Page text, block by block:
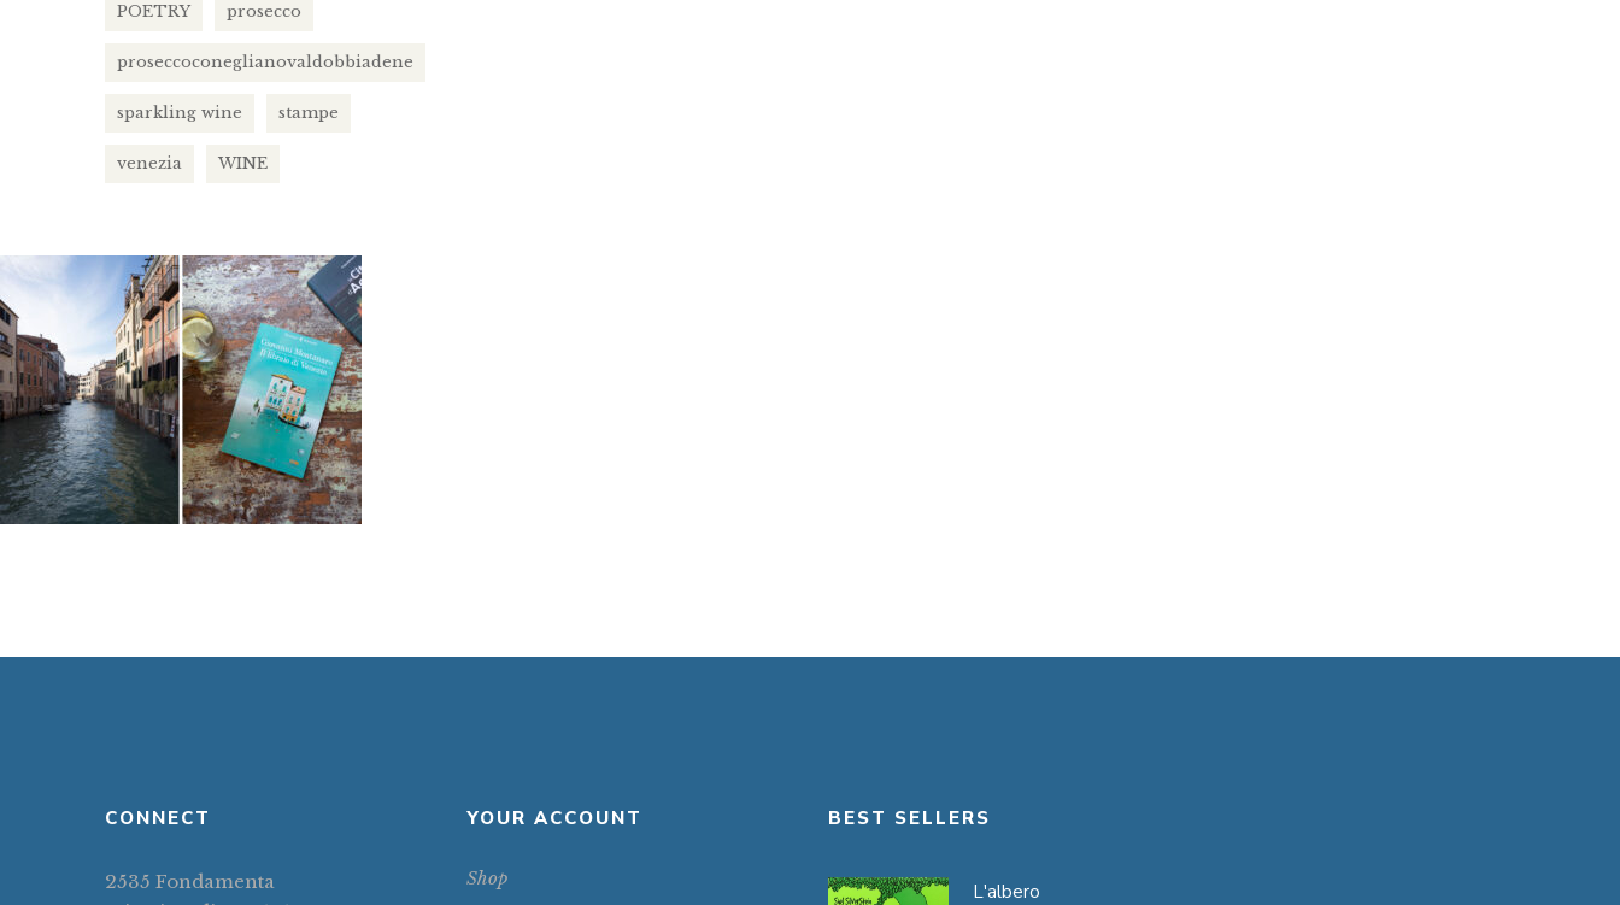
POETRY prosecco
proseccoconeglianovaldobbiadene
sparkling wine stampe
venezia WINE
CONNECT
2535 Fondamenta
YOUR ACCOUNT
Shop
BEST SELLERS
L'albero